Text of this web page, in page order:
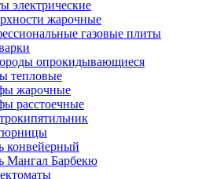
электрические
жарочные
газовые плиты
опрокидывающиеся
тепловые
жарочные
расстоечные
конвейерный
Мангал Барбекю